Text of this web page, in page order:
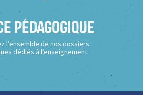
Pédagogique
l’ensemble de nos dossiers
dédiés à l’enseignement.